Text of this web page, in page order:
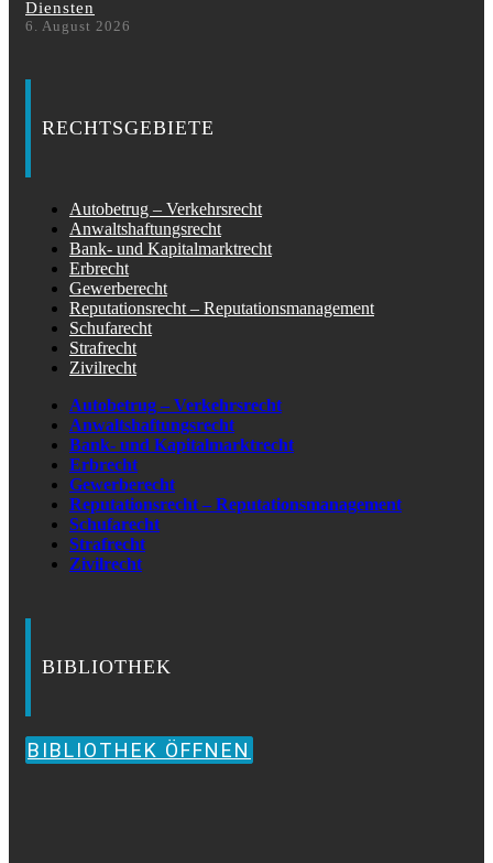
Diensten
6. August 2026
RECHTSGEBIETE
Autobetrug – Verkehrsrecht
Anwaltshaftungsrecht
Bank- und Kapitalmarktrecht
Erbrecht
Gewerberecht
Reputationsrecht – Reputationsmanagement
Schufarecht
Strafrecht
Zivilrecht
Autobetrug – Verkehrsrecht
Anwaltshaftungsrecht
Bank- und Kapitalmarktrecht
Erbrecht
Gewerberecht
Reputationsrecht – Reputationsmanagement
Schufarecht
Strafrecht
Zivilrecht
BIBLIOTHEK
BIBLIOTHEK ÖFFNEN